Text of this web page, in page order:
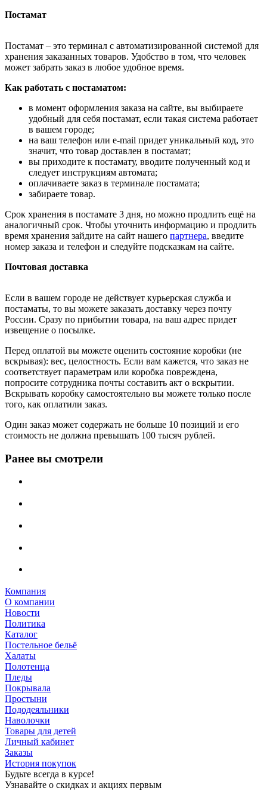
Постамат
Постамат – это терминал с автоматизированной системой для
хранения заказанных товаров. Удобство в том, что человек
может забрать заказ в любое удобное время.
Как работать с постаматом:
в момент оформления заказа на сайте, вы выбираете
удобный для себя постамат, если такая система работает
в вашем городе;
на ваш телефон или e-mail придет уникальный код, это
значит, что товар доставлен в постамат;
вы приходите к постамату, вводите полученный код и
следует инструкциям автомата;
оплачиваете заказ в терминале постамата;
забираете товар.
Срок хранения в постамате 3 дня, но можно продлить ещё на
аналогичный срок. Чтобы уточнить информацию и продлить
время хранения зайдите на сайт нашего партнера, введите
номер заказа и телефон и следуйте подсказкам на сайте.
Почтовая доставка
Если в вашем городе не действует курьерская служба и
постаматы, то вы можете заказать доставку через почту
России. Сразу по прибытии товара, на ваш адрес придет
извещение о посылке.
Перед оплатой вы можете оценить состояние коробки (не
вскрывая): вес, целостность. Если вам кажется, что заказ не
соответствует параметрам или коробка повреждена,
попросите сотрудника почты составить акт о вскрытии.
Вскрывать коробку самостоятельно вы можете только после
того, как оплатили заказ.
Один заказ может содержать не больше 10 позиций и его
стоимость не должна превышать 100 тысяч рублей.
Ранее вы смотрели
Компания
О компании
Новости
Политика
Каталог
Постельное бельё
Халаты
Полотенца
Пледы
Покрывала
Простыни
Пододеяльники
Наволочки
Товары для детей
Личный кабинет
Заказы
История покупок
Будьте всегда в курсе!
Узнавайте о скидках и акциях первым